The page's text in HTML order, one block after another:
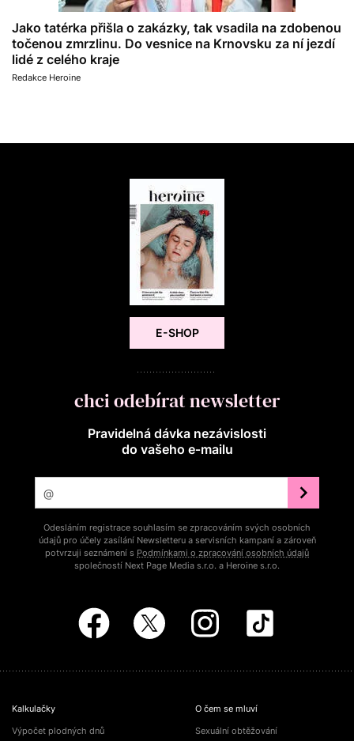
Jako tatérka přišla o zakázky, tak vsadila na zdobenou
točenou zmrzlinu. Do vesnice na Krnovsku za ní jezdí
lidé z celého kraje
Redakce Heroine
E-SHOP
chci odebírat newsletter
Pravidelná dávka nezávislosti
do vašeho e‑mailu
Odesláním registrace souhlasím se zpracováním svých osobních
údajů pro účely zasílání Newsletteru a servisních kampaní a zároveň
potvrzuji seznámení s Podmínkami o zpracování osobních údajů
společností Next Page Media s.r.o. a Heroine s.r.o.
Kalkulačky
Výpočet plodných dnů
O čem se mluví
Sexuální obtěžování